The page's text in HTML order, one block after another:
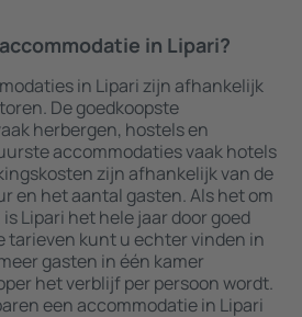
in Lipari?
in Lipari zijn afhankelijk
De goedkoopste
herbergen, hostels en
accommodaties vaak hotels
zijn afhankelijk van de
en het aantal gasten. Als het om
Lipari het hele jaar door goed
tarieven kunt u echter vinden in
gasten in één kamer
het verblijf per persoon wordt.
een accommodatie in Lipari